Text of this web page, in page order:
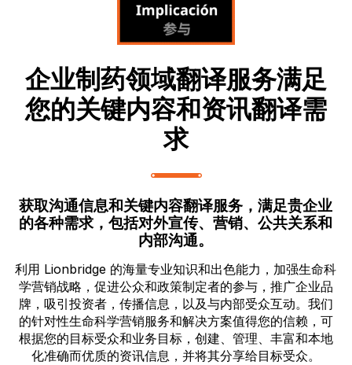
企业制药领域翻译服务满足
您的关键内容和资讯翻译需
求
获取沟通信息和关键内容翻译服务，满足贵企业
的各种需求，包括对外宣传、营销、公共关系和
内部沟通。
利用 Lionbridge 的海量专业知识和出色能力，加强生命科
学营销战略，促进公众和政策制定者的参与，推广企业品
牌，吸引投资者，传播信息，以及与内部受众互动。我们
的针对性生命科学营销服务和解决方案值得您的信赖，可
根据您的目标受众和业务目标，创建、管理、丰富和本地
化准确而优质的资讯信息，并将其分享给目标受众。